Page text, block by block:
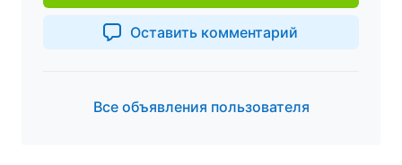
Оставить комментарий
Все объявления пользователя